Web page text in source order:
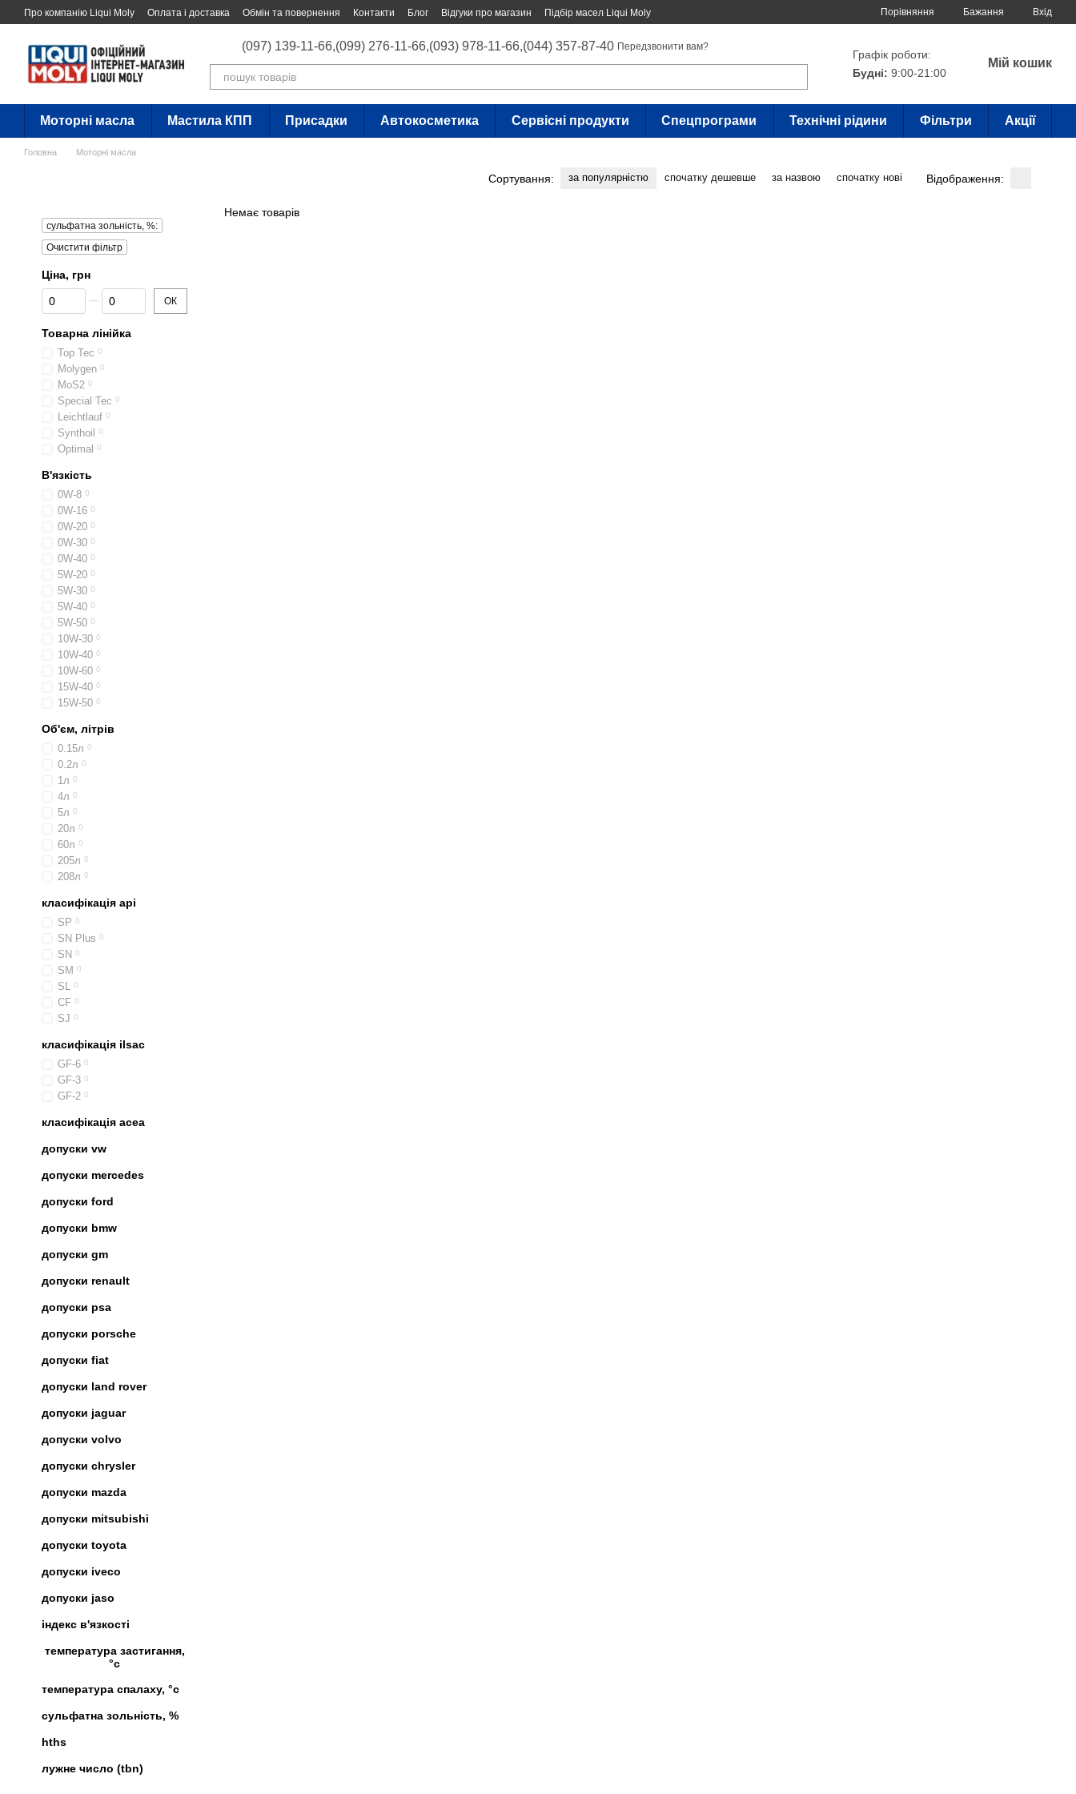
Перейти до основного контенту
Про компанію Liqui Moly Оплата і доставка Обмін та повернення Контакти Блог Відгуки про магазин Підбір масел Liqui Moly Порівняння Бажання Вхід
(097) 139-11-66,(099) 276-11-66,(093) 978-11-66,(044) 357-87-40 Передзвонити вам?
Графік роботи:
Будні: 9:00-21:00
Мій кошик
Моторні масла Мастила КПП Присадки Автокосметика Сервісні продукти Спецпрограми Технічні рідини Фільтри Акції
Головна Моторні масла
Сортування: за популярністю спочатку дешевше за назвою спочатку нові Відображення:
Немає товарів
сульфатна зольність, %:
Очистити фільтр
Ціна, грн
Від Ціна, грн
До Ціна, грн ОК
Товарна лінійка
Top Tec 0
Molygen 0
МoS2 0
Special Tec 0
Leichtlauf 0
Synthoil 0
Optimal 0
В'язкість
0W-8 0
0W-16 0
0W-20 0
0W-30 0
0W-40 0
5W-20 0
5W-30 0
5W-40 0
5W-50 0
10W-30 0
10W-40 0
10W-60 0
15W-40 0
15W-50 0
Об'єм, літрів
0.15л 0
0.2л 0
1л 0
4л 0
5л 0
20л 0
60л 0
205л 0
208л 0
класифікація api
SP 0
SN Plus 0
SN 0
SM 0
SL 0
CF 0
SJ 0
класифікація ilsac
GF-6 0
GF-3 0
GF-2 0
класифікація acea
допуски vw
допуски mercedes
допуски ford
допуски bmw
допуски gm
допуски renault
допуски psa
допуски porsche
допуски fiat
допуски land rover
допуски jaguar
допуски volvo
допуски chrysler
допуски mazda
допуски mitsubishi
допуски toyota
допуски iveco
допуски jaso
індекс в'язкості
температура застигання,
°c
температура спалаху, °c
сульфатна зольність, %
hths
лужне число (tbn)